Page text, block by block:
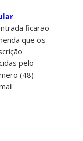
ficarão
que os
pelo
(48)